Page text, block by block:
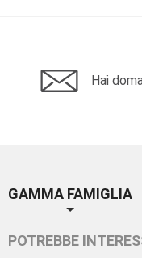
Hai
GAMMA FAMIGLIA
POTREBBE